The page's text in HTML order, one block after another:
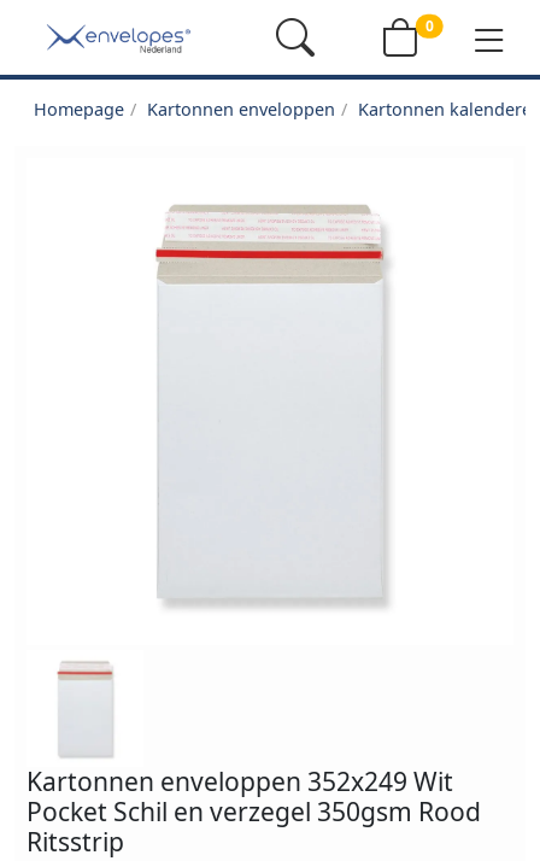
0
Homepage Kartonnen enveloppen Kartonnen
Kartonnen enveloppen 352x249 Wit
Pocket Schil en verzegel 350gsm Rood
Ritsstrip